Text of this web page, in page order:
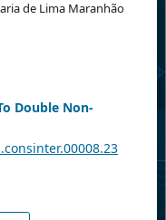
de Lima Maranhão
Double Non-